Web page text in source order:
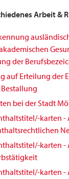
Arbeit &
der
auf Erteilung der
bei der Stadt
karten -
karten -
karten -